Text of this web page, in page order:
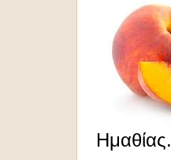
Ημαθίας.